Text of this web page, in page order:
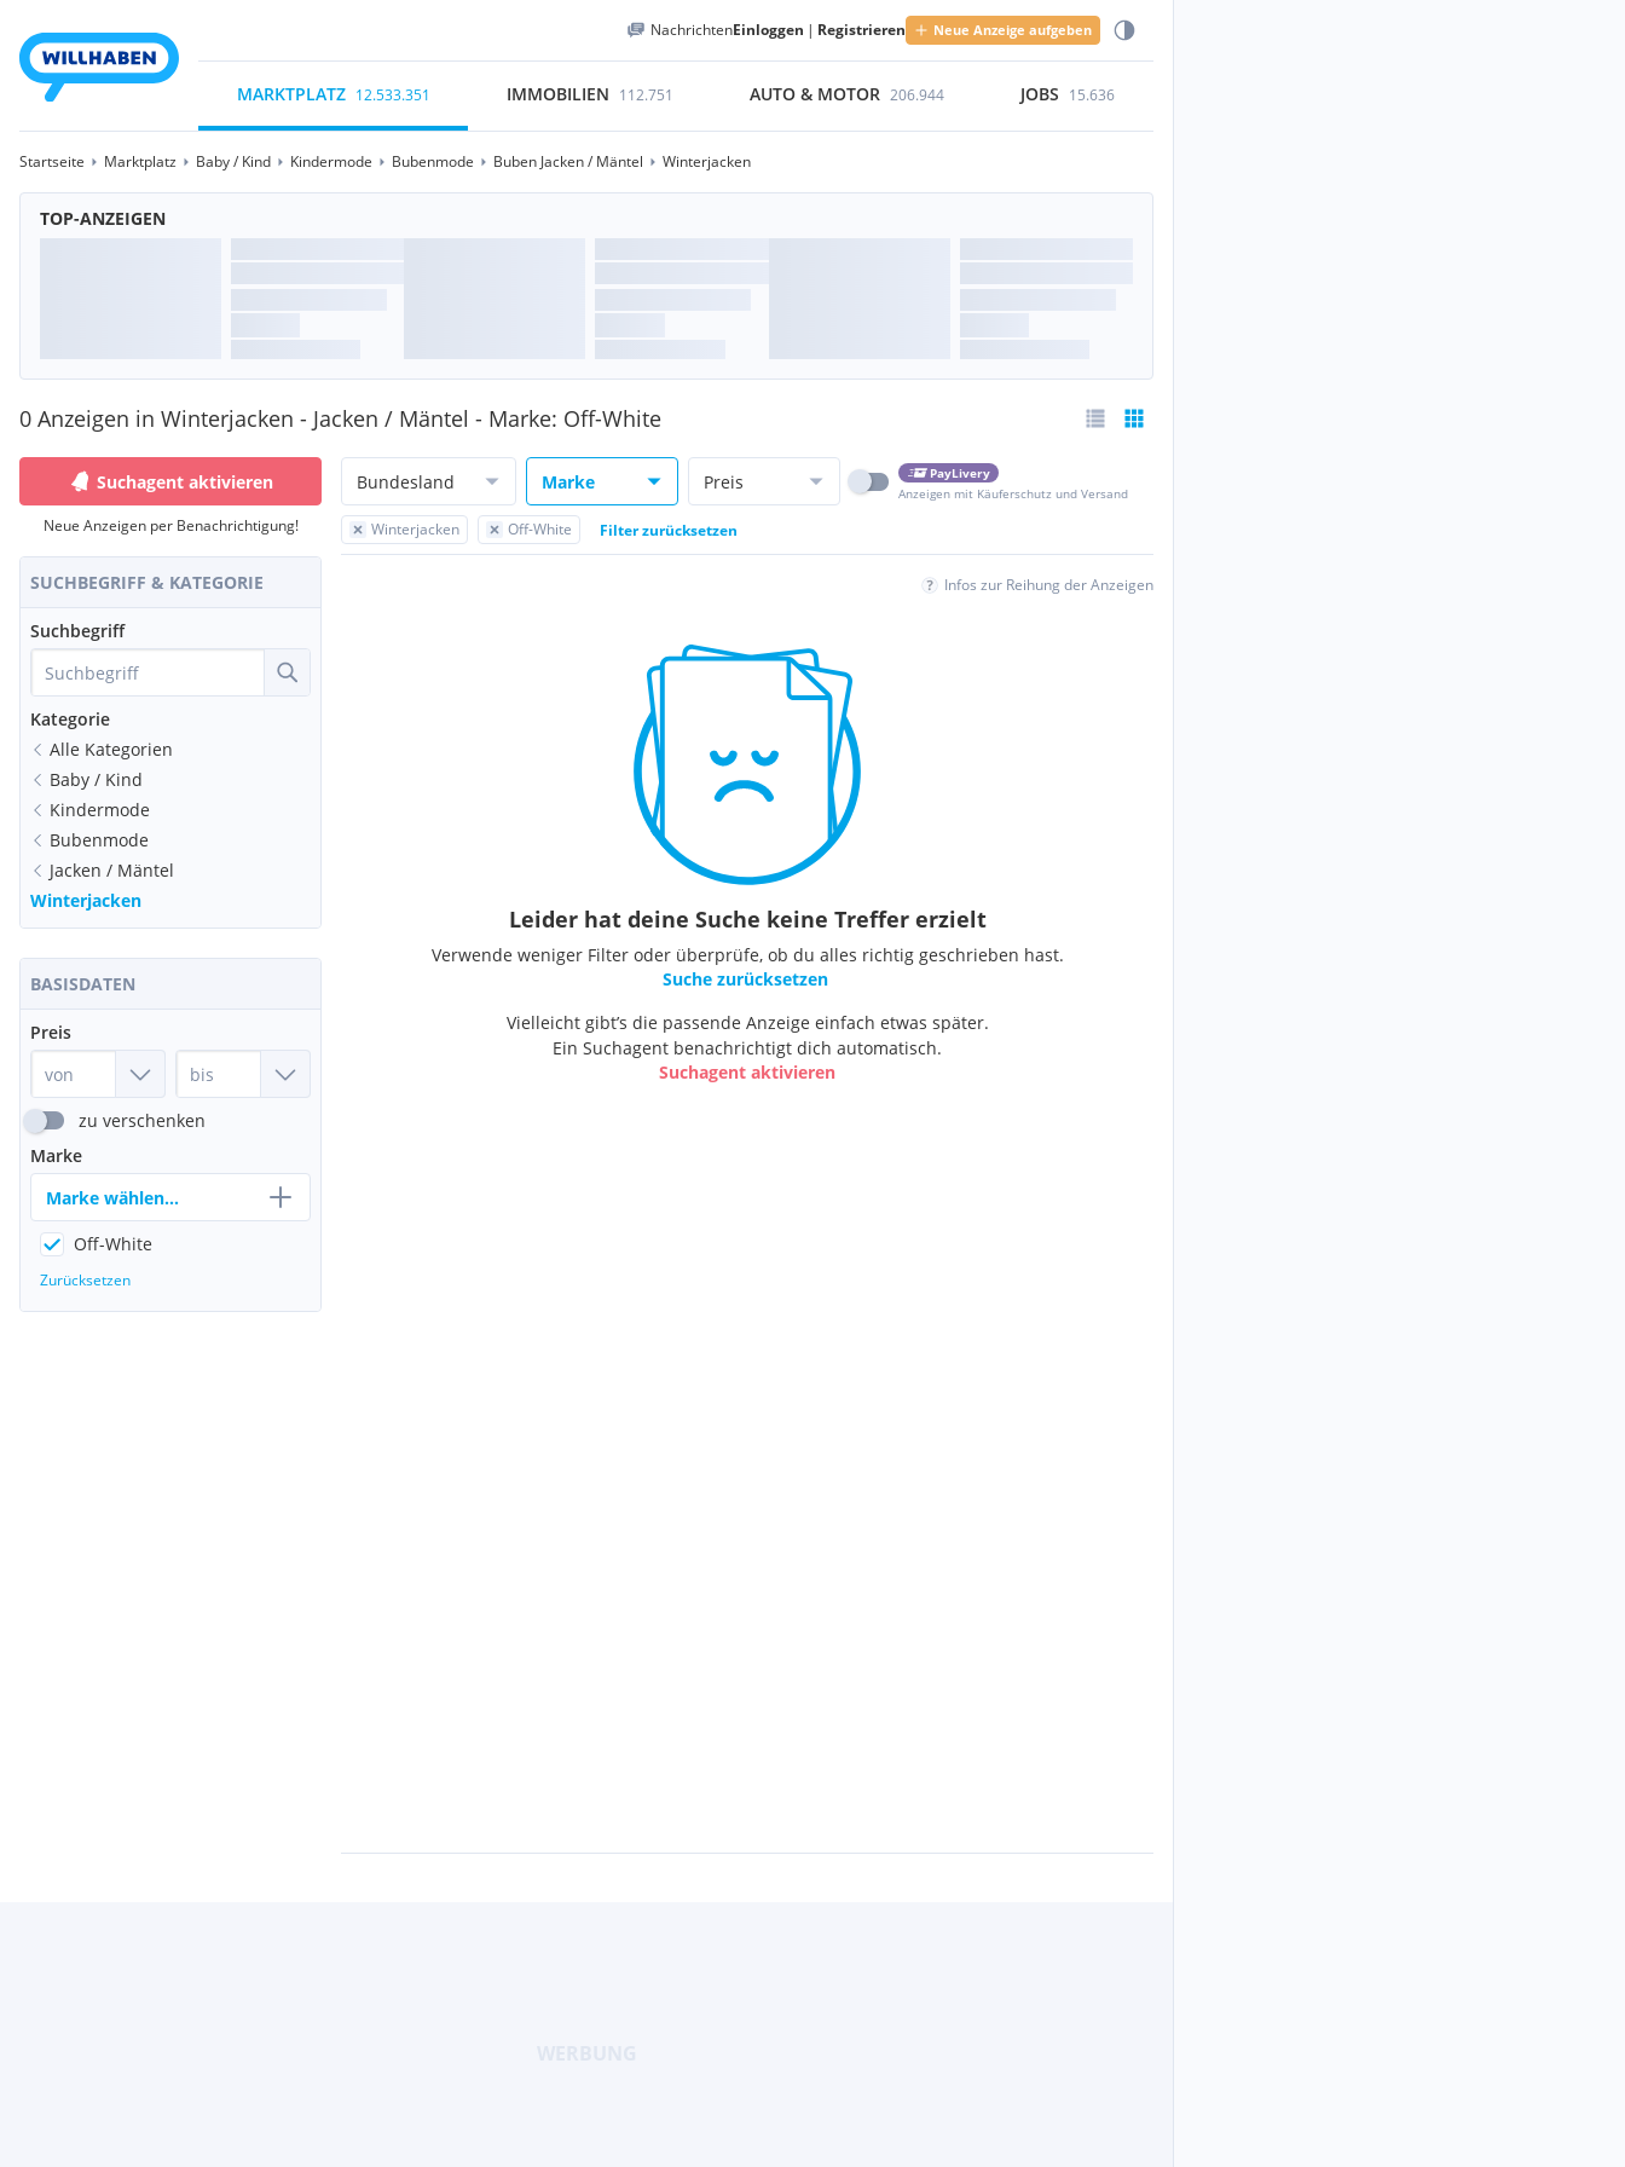
NachrichtenEinloggen | Registrieren Neue Anzeige aufgeben
MARKTPLATZ 12.533.351 IMMOBILIEN 112.751 AUTO & MOTOR 206.944 JOBS 15.636
Startseite Marktplatz Baby / Kind Kindermode Bubenmode Buben Jacken / Mäntel Winterjacken
TOP-ANZEIGEN
0 Anzeigen in Winterjacken - Jacken / Mäntel - Marke: Off-White
Suchagent aktivieren
Neue Anzeigen per Benachrichtigung!
SUCHBEGRIFF & KATEGORIE
Suchbegriff
Kategorie
Alle Kategorien
Baby / Kind
Kindermode
Bubenmode
Jacken / Mäntel
Winterjacken
BASISDATEN
Preis
zu verschenken
Marke
Marke wählen...
Off-White
Zurücksetzen
Bundesland Marke Preis
PayLivery
Anzeigen mit Käuferschutz und Versand
Winterjacken Off-White Filter zurücksetzen
Infos zur Reihung der Anzeigen
Leider hat deine Suche keine Treffer erzielt
Verwende weniger Filter oder überprüfe, ob du alles richtig geschrieben hast.
Suche zurücksetzen
Vielleicht gibt’s die passende Anzeige einfach etwas später.
Ein Suchagent benachrichtigt dich automatisch.
Suchagent aktivieren